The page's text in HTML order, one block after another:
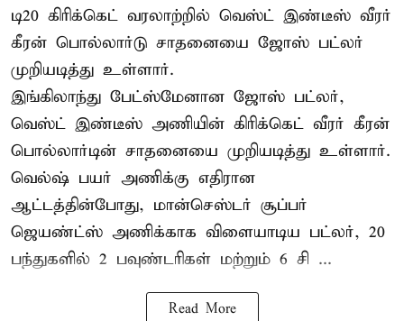
டி20 கிரிக்கெட் வரலாற்றில் வெஸ்ட் இண்டீஸ் வீரர்
கீரன் பொல்லார்டு சாதனையை ஜோஸ் பட்லர்
முறியடித்து உள்ளார்.
இங்கிலாந்து பேட்ஸ்மேனான ஜோஸ் பட்லர்,
வெஸ்ட் இண்டீஸ் அணியின் கிரிக்கெட் வீரர் கீரன்
பொல்லார்டின் சாதனையை முறியடித்து உள்ளார்.
வெல்ஷ் பயர் அணிக்கு எதிரான
ஆட்டத்தின்போது, மான்செஸ்டர் சூப்பர்
ஜெயண்ட்ஸ் அணிக்காக விளையாடிய பட்லர், 20
பந்துகளில் 2 பவுண்டரிகள் மற்றும் 6 சி ...
Read More